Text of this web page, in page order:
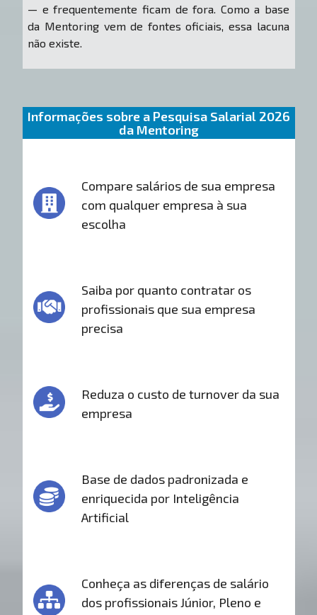
— e frequentemente ficam de fora. Como a base
da Mentoring vem de fontes oficiais, essa lacuna
não existe.
Informações sobre a Pesquisa Salarial 2026
da Mentoring
Compare salários de sua empresa
com qualquer empresa à sua
escolha
Saiba por quanto contratar os
profissionais que sua empresa
precisa
Reduza o custo de turnover da sua
empresa
Base de dados padronizada e
enriquecida por Inteligência
Artificial
Conheça as diferenças de salário
dos profissionais Júnior, Pleno e